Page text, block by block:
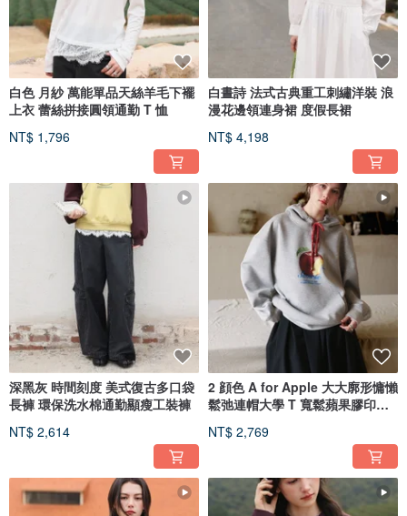
白色 月紗 萬能單品天絲羊毛下襬
上衣 蕾絲拼接圓領通勤 T 恤
NT$ 1,796
白晝詩 法式古典重工刺繡洋裝 浪
漫花邊領連身裙 度假長裙
NT$ 4,198
深黑灰 時間刻度 美式復古多口袋
長褲 環保洗水棉通勤顯瘦工裝褲
NT$ 2,614
2 顔色 A for Apple 大大廓形慵懶
鬆弛連帽大學 T 寬鬆蘋果膠印衛
NT$ 2,769